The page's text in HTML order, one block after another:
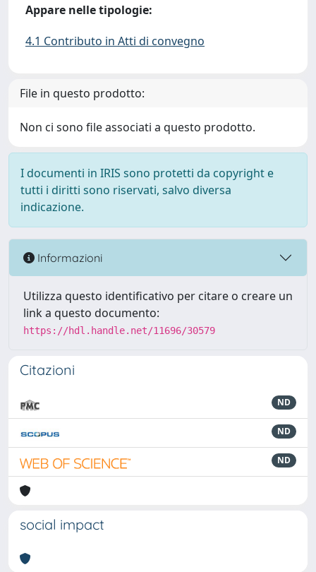
Appare nelle tipologie:
4.1 Contributo in Atti di convegno
File in questo prodotto:
Non ci sono file associati a questo prodotto.
I documenti in IRIS sono protetti da copyright e
tutti i diritti sono riservati, salvo diversa
indicazione.
Informazioni
Utilizza questo identificativo per citare o creare un
link a questo documento:
https://hdl.handle.net/11696/30579
Citazioni
ND
ND
ND
social impact